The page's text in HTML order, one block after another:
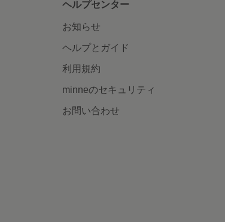
ヘルプセンター
お知らせ
ヘルプとガイド
利用規約
minneのセキュリティ
お問い合わせ